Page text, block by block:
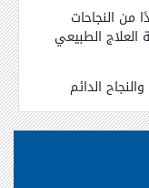
من النجاحات
العلاج الطبيعي
الدائم